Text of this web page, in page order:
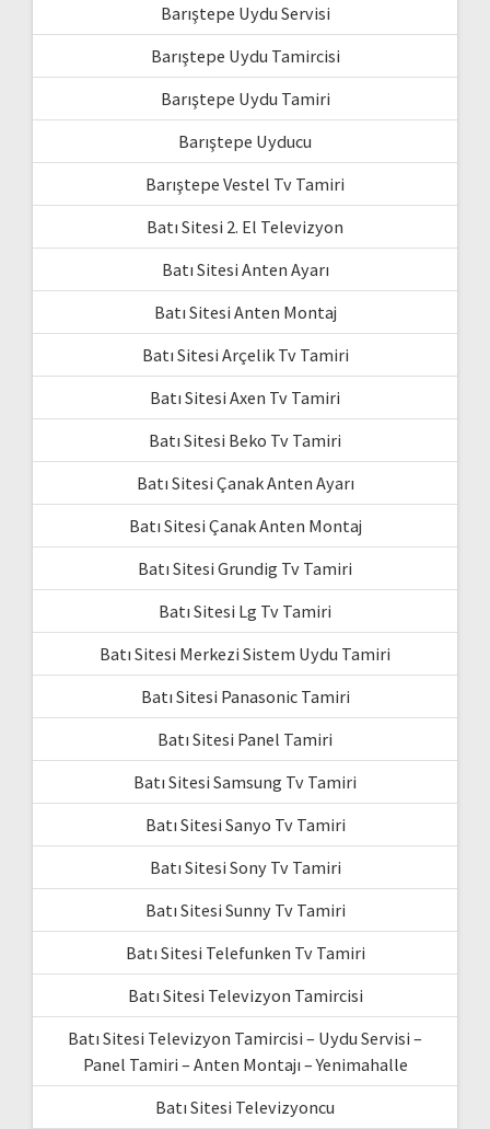
Barıştepe Uydu Servisi
Barıştepe Uydu Tamircisi
Barıştepe Uydu Tamiri
Barıştepe Uyducu
Barıştepe Vestel Tv Tamiri
Batı Sitesi 2. El Televizyon
Batı Sitesi Anten Ayarı
Batı Sitesi Anten Montaj
Batı Sitesi Arçelik Tv Tamiri
Batı Sitesi Axen Tv Tamiri
Batı Sitesi Beko Tv Tamiri
Batı Sitesi Çanak Anten Ayarı
Batı Sitesi Çanak Anten Montaj
Batı Sitesi Grundig Tv Tamiri
Batı Sitesi Lg Tv Tamiri
Batı Sitesi Merkezi Sistem Uydu Tamiri
Batı Sitesi Panasonic Tamiri
Batı Sitesi Panel Tamiri
Batı Sitesi Samsung Tv Tamiri
Batı Sitesi Sanyo Tv Tamiri
Batı Sitesi Sony Tv Tamiri
Batı Sitesi Sunny Tv Tamiri
Batı Sitesi Telefunken Tv Tamiri
Batı Sitesi Televizyon Tamircisi
Batı Sitesi Televizyon Tamircisi – Uydu Servisi –
Panel Tamiri – Anten Montajı – Yenimahalle
Batı Sitesi Televizyoncu